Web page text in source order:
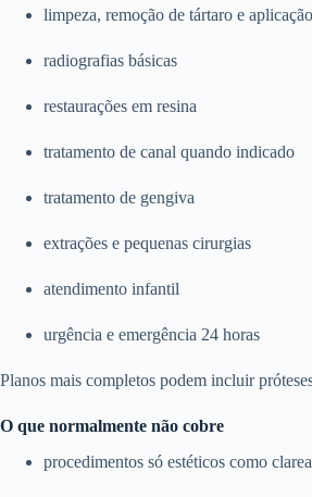
limpeza, remoção de tártaro e
radiografias básicas
restaurações em resina
tratamento de canal quando indicado
tratamento de gengiva
extrações e pequenas cirurgias
atendimento infantil
urgência e emergência 24 horas
Planos mais completos podem incluir
O que normalmente não cobre
procedimentos só estéticos como